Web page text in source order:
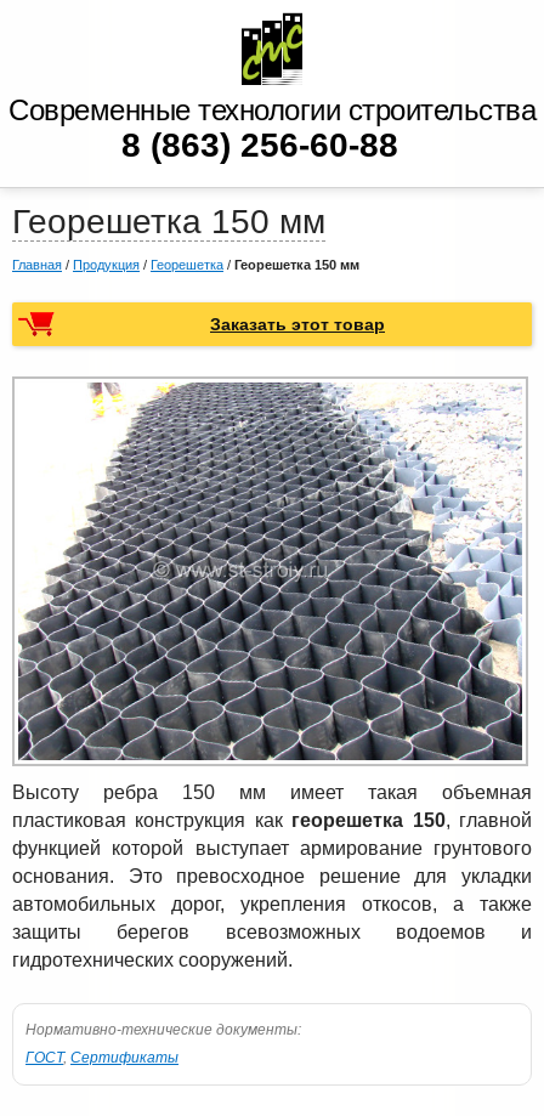
Современные технологии строительства
8 (863) 256-60-88
Георешетка 150 мм
Главная / Продукция / Георешетка / Георешетка 150 мм
Заказать этот товар
Высоту ребра 150 мм имеет такая объемная
пластиковая конструкция как георешетка 150, главной
функцией которой выступает армирование грунтового
основания. Это превосходное решение для укладки
автомобильных дорог, укрепления откосов, а также
защиты берегов всевозможных водоемов и
гидротехнических сооружений.
Нормативно-технические документы:
ГОСТ, Сертификаты